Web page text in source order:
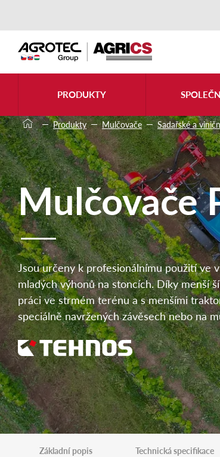
PRODUKTY
Produkty Mulčovače Sadařské a
Mulčovače
Jsou určeny k profesionálnímu použití ve
mladých výhonů na stoncích. Díky menší
práci ve strmém terénu a s menšími
speciálně navržených závěsech nebo na
Základní popis Technická specifikace